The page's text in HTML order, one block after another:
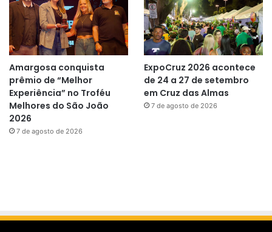
Amargosa conquista
prêmio de “Melhor
Experiência” no Troféu
Melhores do São João
2026
7 de agosto de 2026
ExpoCruz 2026 acontece
de 24 a 27 de setembro
em Cruz das Almas
7 de agosto de 2026